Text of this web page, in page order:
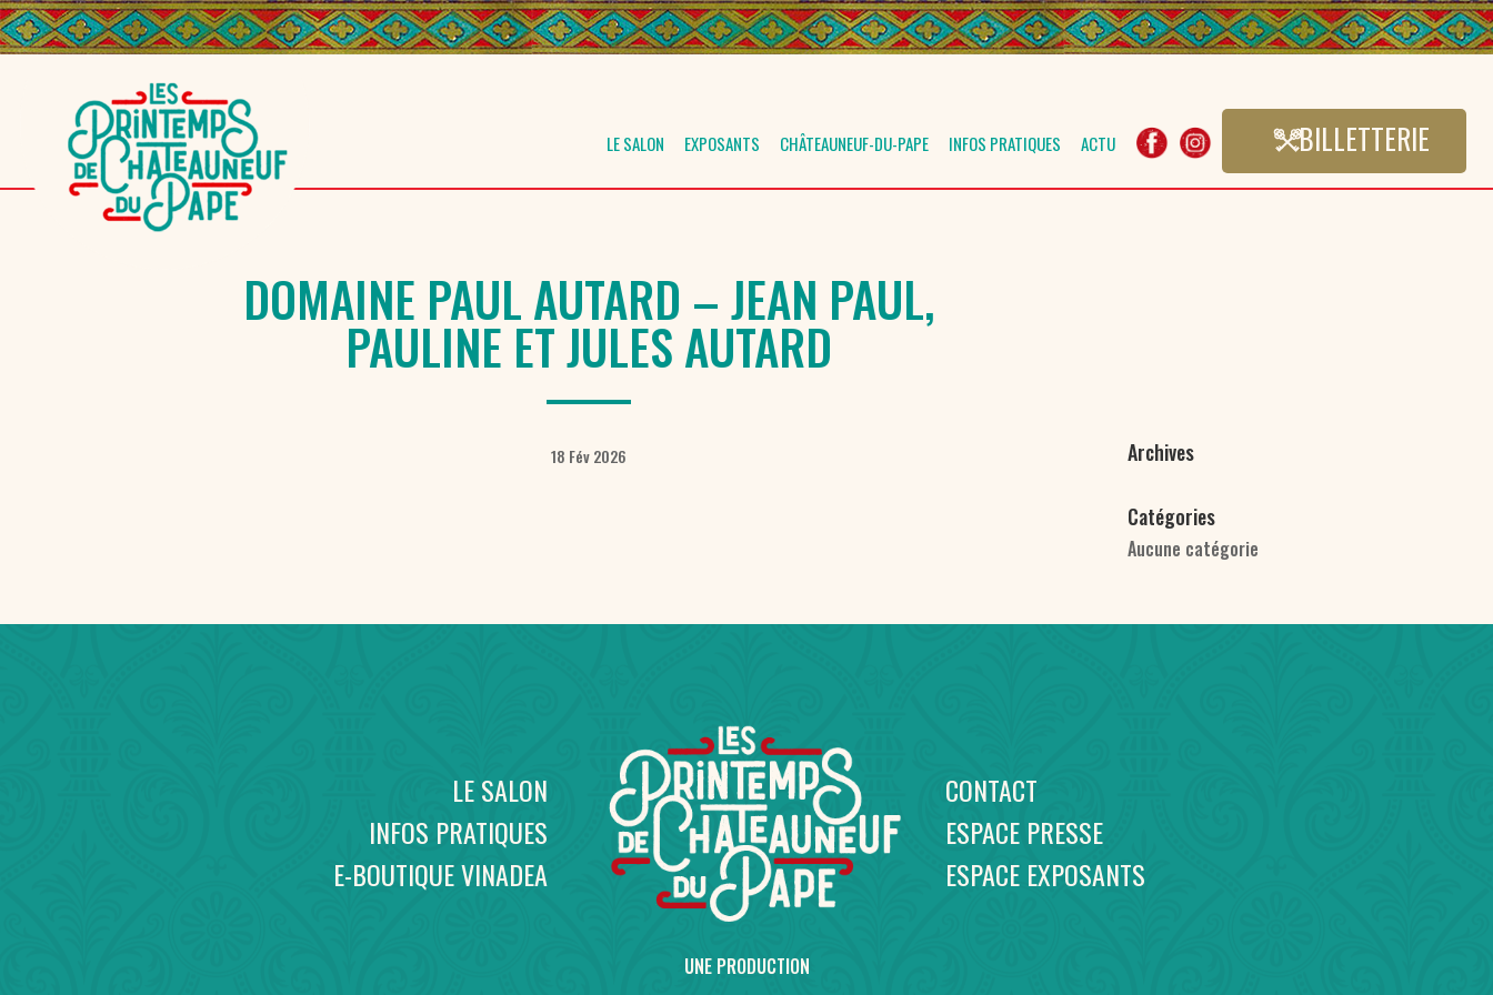
LE SALON EXPOSANTS CHÂTEAUNEUF-DU-PAPE INFOS PRATIQUES ACTU BILLETTERIE
DOMAINE PAUL AUTARD – JEAN PAUL,
PAULINE ET JULES AUTARD
18 Fév 2026 Archives
Catégories
Aucune catégorie
LE SALON
INFOS PRATIQUES
E-BOUTIQUE VINADEA
CONTACT
ESPACE PRESSE
ESPACE EXPOSANTS
UNE PRODUCTION